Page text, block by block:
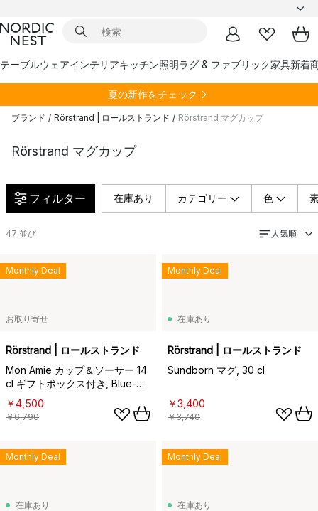
テーブルウェアインテリアキッチン照明ラグ & ファブリック家具新着
夏の新作をチェック
ブランド / Rörstrand | ロールストランド / Rörstrand マグカップ
Rörstrand マグカップ
フィルター 在庫あり カテゴリー 色
47 並び 人気順
お取り寄せ
Rörstrand | ロールストランド
Mon Amie カップ＆ソーサー 14
cl ギフトボックス付き, Blue-
white
￥4,500
￥6,790
Monthly Deal
在庫あり
Rörstrand | ロールストランド
Sundborn マグ, 30 cl
￥3,400
￥3,740
Monthly Deal
在庫あり
Monthly Deal
在庫あり
Monthly Deal